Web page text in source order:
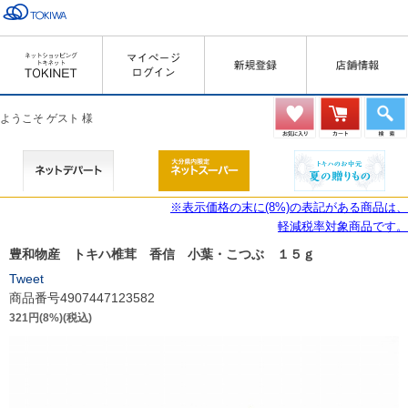
ようこそ ゲスト 様
※表示価格の末に(8%)の表記がある商品は、
軽減税率対象商品です。
豊和物産 トキハ椎茸 香信 小葉・こつぶ １５ｇ
Tweet
商品番号4907447123582
321円(8%)(税込)